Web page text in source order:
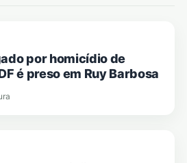
por homicídio de
é preso em Ruy Barbosa